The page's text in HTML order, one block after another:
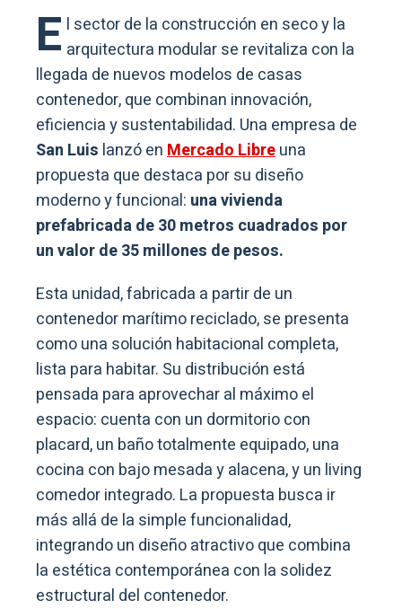
E l sector de la construcción en seco y la
arquitectura modular se revitaliza con la
llegada de nuevos modelos de casas
contenedor, que combinan innovación,
eficiencia y sustentabilidad. Una empresa de
San Luis lanzó enMercado Libreuna
propuesta que destaca por su diseño
moderno y funcional: una vivienda
prefabricada de 30 metros cuadrados por
un valor de 35 millones de pesos.
Esta unidad, fabricada a partir de un
contenedor marítimo reciclado, se presenta
como una solución habitacional completa,
lista para habitar. Su distribución está
pensada para aprovechar al máximo el
espacio: cuenta con un dormitorio con
placard, un baño totalmente equipado, una
cocina con bajo mesada y alacena, y un living
comedor integrado. La propuesta busca ir
más allá de la simple funcionalidad,
integrando un diseño atractivo que combina
la estética contemporánea con la solidez
estructural del contenedor.